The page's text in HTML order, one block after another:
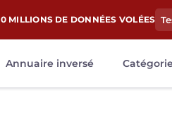
MILLIONS DE DONNÉES VOLÉES
Annuaire inversé